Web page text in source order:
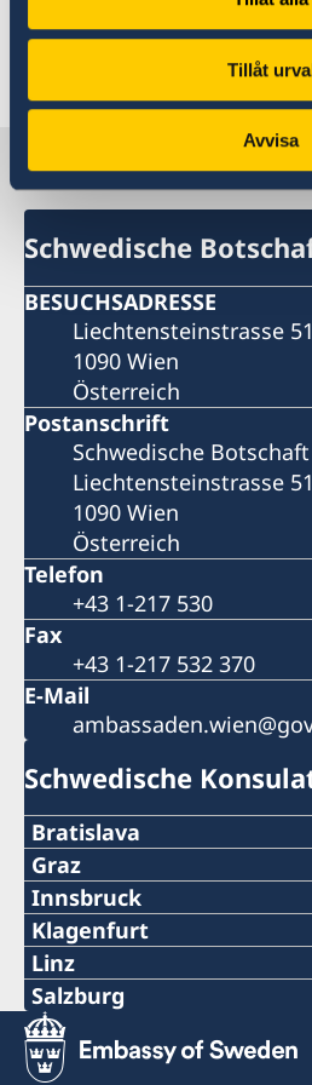
Tillåt
Avvisa
Honorarkonsul*innen sind
Letzte Aktualisierung 17 Dez.
Schweden in
Schwedische
BESUCHSADRESSE
Liechtensteinstrasse 51
1090 Wien
Österreich
Postanschrift
Schwedische Botschaft
Liechtensteinstrasse 51
1090 Wien
Österreich
Telefon
+43 1-217 530
Fax
+43 1-217 532 370
E-Mail
Schwedische
Bratislava
Telefon:
+421 2-434 217 00
E-Mail:
zupka@omniaholding.sk
Graz
Telefon:
+43 660 7548270
e-mail:
consulate@urban-future.org
Innsbruck
Telefon:
+43 512-574 345 114
e-mail:
Klagenfurt
Telefon:
+43 664 805 567 008
e-mail:
Linz
Telefone:
+43 732-731 111
Salzburg
Telefon: